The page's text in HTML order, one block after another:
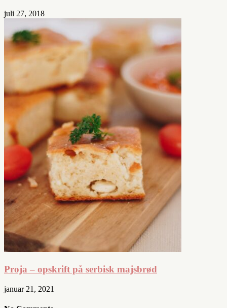
juli 27, 2018
Proja – opskrift på serbisk majsbrød
januar 21, 2021